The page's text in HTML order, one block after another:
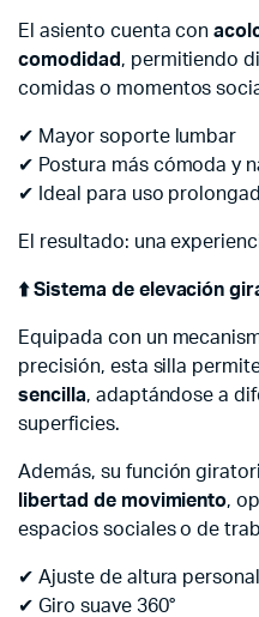
El asiento cuenta con
comodidad , permitiendo
comidas o momentos
✔ Mayor soporte lumbar
✔ Postura más cómoda y
✔ Ideal para uso
El resultado: una
⬆️Sistema de elevación
Equipada con un
precisión, esta silla
sencilla, adaptándose a
superficies.
Además, su función
libertad de movimiento,
espacios sociales o de
✔ Ajuste de altura
✔ Giro suave 360°